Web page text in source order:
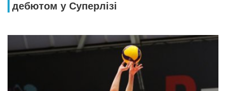
дебютом у Суперлізі